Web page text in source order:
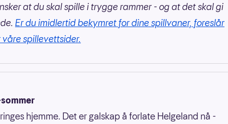
at du skal spille i trygge rammer - og at det skal gi
Er du imidlertid bekymret for dine spillvaner, foreslår
spillevettsider.
hjemme. Det er galskap å forlate Helgeland nå -